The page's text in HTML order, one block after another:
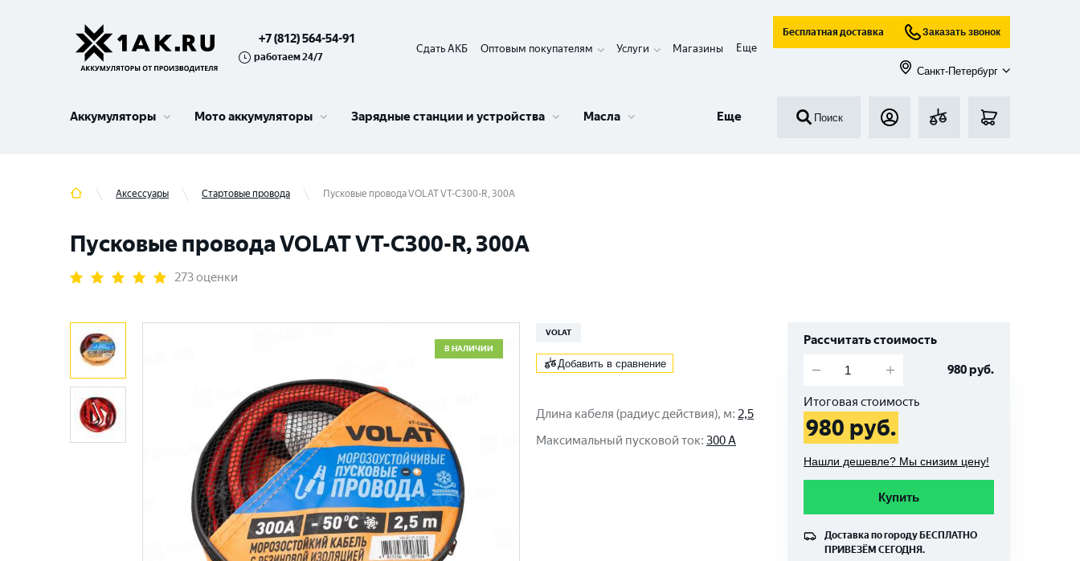
+7 (812) 564-54-91
работаем 24/7
Сдать АКБ Оптовым покупателям Услуги Магазины Еще
Бесплатная доставка Заказать звонок
Санкт-Петербург
Аккумуляторы Мото аккумуляторы Зарядные станции и устройства Масла Еще Поиск
Аксессуары Стартовые провода Пусковые провода VOLAT VT-C300-R, 300A
Пусковые провода VOLAT VT-C300-R, 300A
273 оценки
В НАЛИЧИИ
VOLAT
Добавить в сравнение
Длина кабеля (радиус действия), м: 2,5
Максимальный пусковой ток: 300 A
Рассчитать стоимость
980руб.
Итоговая стоимость
980 руб.
Нашли дешевле? Мы снизим цену!
Купить
Доставка по городу БЕСПЛАТНО
ПРИВЕЗЁМ СЕГОДНЯ.